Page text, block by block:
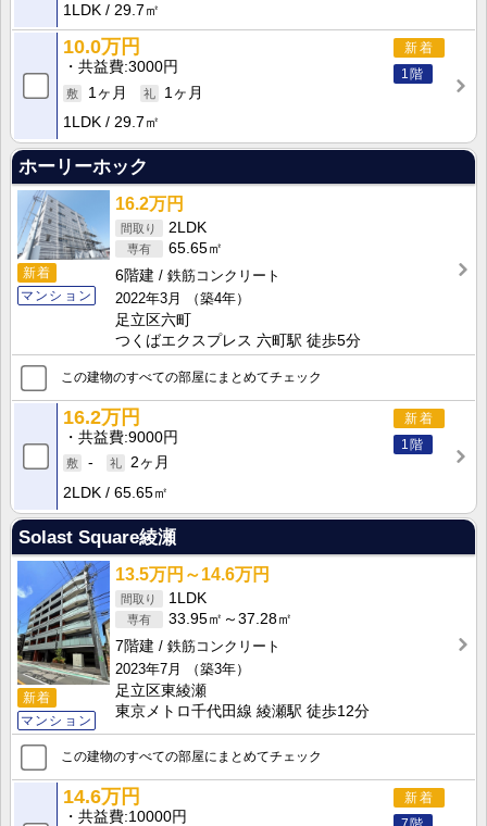
1LDK
29.7㎡
新着
1階
10.0万円
共益費 3000円
1ヶ月
1ヶ月
1LDK
29.7㎡
ホーリーホック
新着
マンション
16.2万円
2LDK
65.65㎡
6階建
鉄筋コンクリート
2022年3月
（築4年）
足立区六町
つくばエクスプレス 六町駅 徒歩5分
この建物のすべての部屋にまとめてチェック
新着
1階
16.2万円
共益費 9000円
-
2ヶ月
2LDK
65.65㎡
Solast Square綾瀬
新着
マンション
13.5万円～14.6万円
1LDK
33.95㎡～37.28㎡
7階建
鉄筋コンクリート
2023年7月
（築3年）
足立区東綾瀬
東京メトロ千代田線 綾瀬駅 徒歩12分
この建物のすべての部屋にまとめてチェック
新着
14.6万円
共益費 10000円